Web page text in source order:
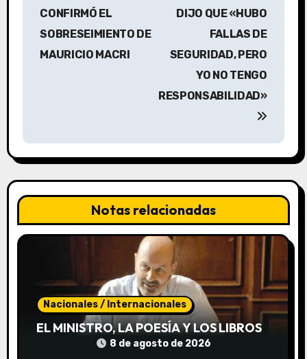
n
d
e
e
CONFIRMÓ EL
SOBRESEIMIENTO DE
MAURICIO MACRI
DIJO QUE «HUBO
FALLAS DE
SEGURIDAD, PERO
YO NO TENGO
RESPONSABILIDAD»
Notas relacionadas
Nacionales / Internacionales
EL MINISTRO, LA POESÍA Y LOS LIBROS
8 de agosto de 2026